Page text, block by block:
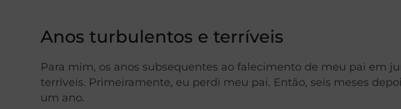
Anos turbulentos e terríveis
Para mim, os anos subsequentes ao falecimento de meu pai em
terríveis. Primeiramente, eu perdi meu pai. Então, seis meses
um ano.